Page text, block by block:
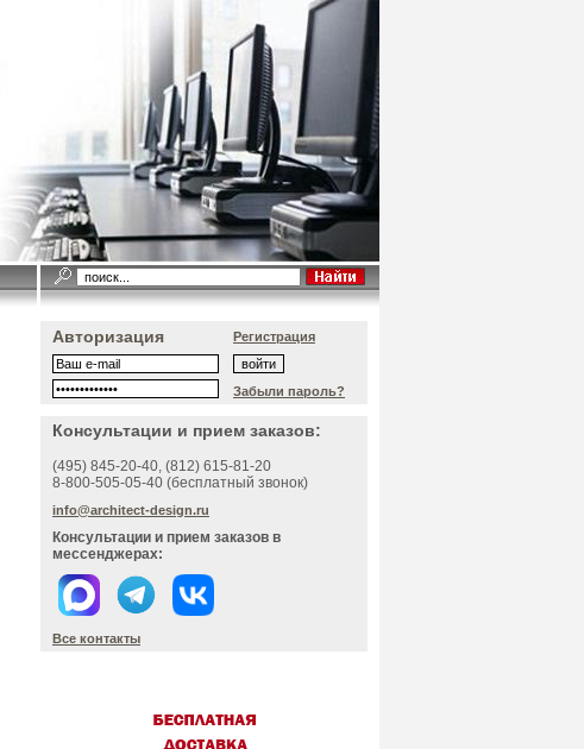
Авторизация Регистрация
Забыли пароль?
Консультации и прием заказов:
(495) 845-20-40, (812) 615-81-20
8-800-505-05-40 (бесплатный звонок)
info@architect-design.ru
Консультации и прием заказов в
мессенджерах:
Все контакты